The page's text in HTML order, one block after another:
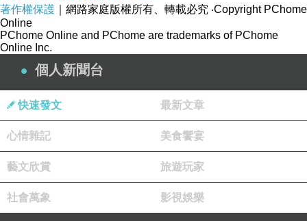
機車：中興路路邊停車空間。
營中興站，走路3分鐘。
葉明致麵舖交通指引
著作權保護 ｜網路家庭版權所有、轉載必究 ‧Copyright PChome
Online
PChome Online and PChome are trademarks of PChome
Online Inc.
個人新聞台
快速發文 最新文章
心情雜記 美食饗宴
藝文欣賞 旅遊玩家
社會萬象 影視娛樂